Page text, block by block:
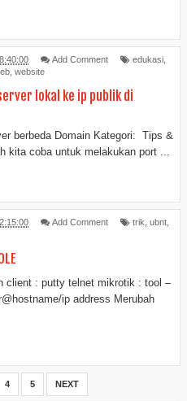
Add Comment edukasi
website
lokal ke ip publik di
berbeda Domain Kategori: Tips &
kita coba untuk melakukan port ...
Add Comment trik ubnt
client : putty telnet mikrotik : tool –
ip address Merubah
4 5 NEXT